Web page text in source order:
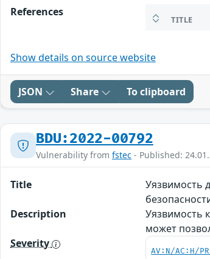
References
TITLE
Show details on source website
JSON Share To clipboard
BDU:2022-00792
Vulnerability from fstec - Published:
Title
Уязвимость
Description
Уязвимость
может
Severity
AV:N/AC:H/